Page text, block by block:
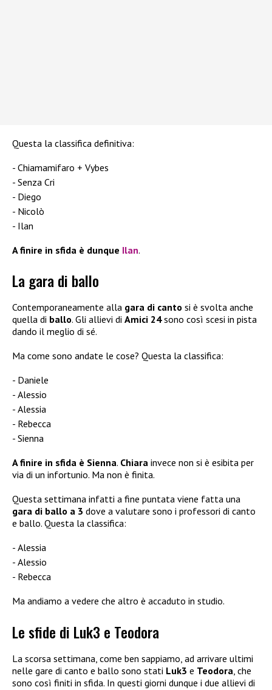
Questa la classifica definitiva:
Chiamamifaro + Vybes
Senza Cri
Diego
Nicolò
Ilan
A finire in sfida è dunque Ilan.
La gara di ballo
Contemporaneamente alla gara di canto si è svolta anche
quella di ballo. Gli allievi di Amici 24sono così scesi in pista
dando il meglio di sé.
Ma come sono andate le cose? Questa la classifica:
Daniele
Alessio
Alessia
Rebecca
Sienna
A finire in sfida è Sienna. Chiara invece non si è esibita per
via di un infortunio. Ma non è finita.
Questa settimana infatti a fine puntata viene fatta una
gara di ballo a 3 dove a valutare sono i professori di canto
e ballo. Questa la classifica:
Alessia
Alessio
Rebecca
Ma andiamo a vedere che altro è accaduto in studio.
Le sfide di Luk3 e Teodora
La scorsa settimana, come ben sappiamo, ad arrivare ultimi
nelle gare di canto e ballo sono stati Luk3 e Teodora , che
sono così finiti in sfida. In questi giorni dunque i due allievi di